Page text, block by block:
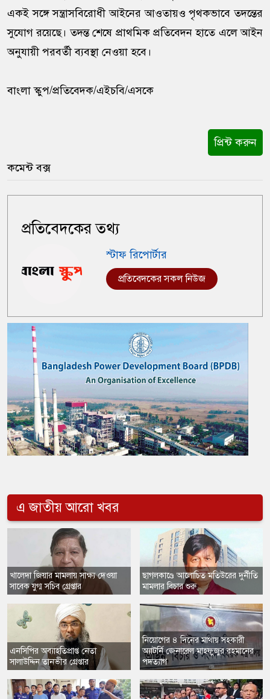
একই সঙ্গে সন্ত্রাসবিরোধী আইনের আওতায়ও পৃথকভাবে তদন্তের
সুযোগ রয়েছে। তদন্ত শেষে প্রাথমিক প্রতিবেদন হাতে এলে আইন
অনুযায়ী পরবর্তী ব্যবস্থা নেওয়া হবে।
বাংলা স্কুপ/প্রতিবেদক/এইচবি/এসকে
প্রিন্ট করুন
কমেন্ট বক্স
প্রতিবেদকের তথ্য
স্টাফ রিপোর্টার
প্রতিবেদকের সকল নিউজ
এ জাতীয় আরো খবর
​খালেদা জিয়ার মামলায় সাক্ষ্য দেওয়া
সাবেক যুগ্ম সচিব গ্রেপ্তার
এনসিপির অব্যাহতিপ্রাপ্ত নেতা
সালাউদ্দিন তানভীর গ্রেপ্তার
ছাগলকাণ্ডে আলোচিত মতিউরের দুর্নীতি
মামলার বিচার শুরু
নিয়োগের ৪ দিনের মাথায় সহকারী
অ্যাটর্নি জেনারেল মাহফুজুর রহমানের
পদত্যাগ